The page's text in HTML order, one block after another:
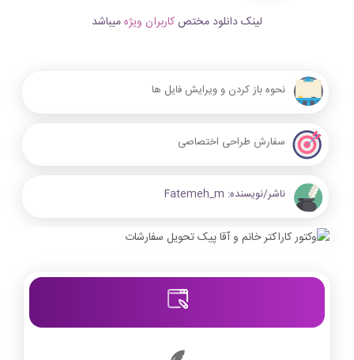
لینک دانلود مختصکاربران ویژهمیباشد
نحوه باز کردن و ویرایش فایل ها
سفارش طراحی اختصاصی
ناشر/نویسنده: Fatemeh_m